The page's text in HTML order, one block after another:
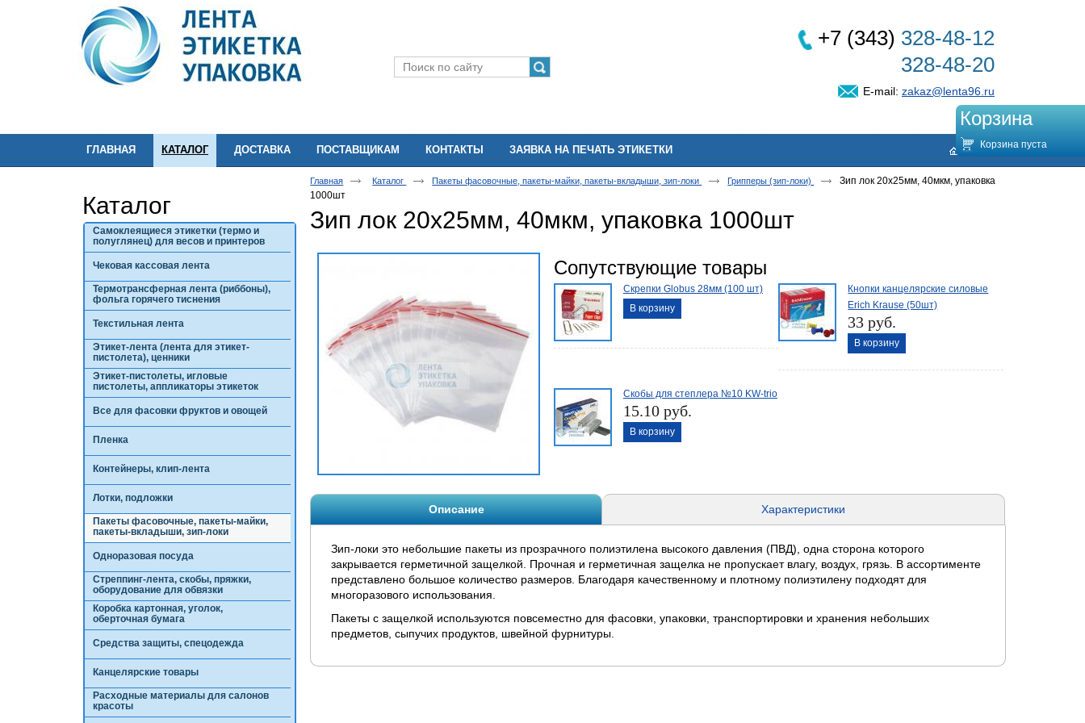
+7 (343) 328-48-12
328-48-20
E-mail: zakaz@lenta96.ru
ГЛАВНАЯ КАТАЛОГ ДОСТАВКА ПОСТАВЩИКАМ КОНТАКТЫ ЗАЯВКА НА ПЕЧАТЬ ЭТИКЕТКИ
Каталог
Самоклеящиеся этикетки (термо и
полуглянец) для весов и принтеров
Чековая кассовая лента
Термотрансферная лента (риббоны),
фольга горячего тиснения
Текстильная лента
Этикет-лента (лента для этикет-
пистолета), ценники
Этикет-пистолеты, игловые
пистолеты, аппликаторы этикеток
Все для фасовки фруктов и овощей
Пленка
Контейнеры, клип-лента
Лотки, подложки
Пакеты фасовочные, пакеты-майки,
пакеты-вкладыши, зип-локи
Одноразовая посуда
Стреппинг-лента, скобы, пряжки,
оборудование для обвязки
Коробка картонная, уголок,
оберточная бумага
Средства защиты, спецодежда
Канцелярские товары
Расходные материалы для салонов
красоты
Корзина
Корзина пуста
Главная Каталог Пакеты фасовочные, пакеты-майки, пакеты-вкладыши, зип-локи Грипперы (зип-локи)
Зип лок 20х25мм, 40мкм, упаковка
1000шт
Зип лок 20х25мм, 40мкм, упаковка 1000шт
Сопутствующие товары
Скрепки Globus 28мм (100 шт)
В корзину
Кнопки канцелярские силовые
Erich Krause (50шт)
33 руб.
В корзину
Скобы для степлера №10 KW-trio
15.10 руб.
В корзину
Описание Характеристики
Зип-локи это небольшие пакеты из прозрачного полиэтилена высокого давления (ПВД), одна сторона которого
закрывается герметичной защелкой. Прочная и герметичная защелка не пропускает влагу, воздух, грязь. В ассортименте
представлено большое количество размеров. Благодаря качественному и плотному полиэтилену подходят для
многоразового использования.
Пакеты с защелкой используются повсеместно для фасовки, упаковки, транспортировки и хранения небольших
предметов, сыпучих продуктов, швейной фурнитуры.